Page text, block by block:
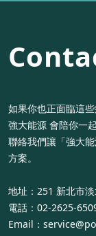
如果你也正面臨這些
強大能源 會陪你一
聯絡我們讓「強大
方案。
地址：251 新北市
電話： 02-2625-
Email：